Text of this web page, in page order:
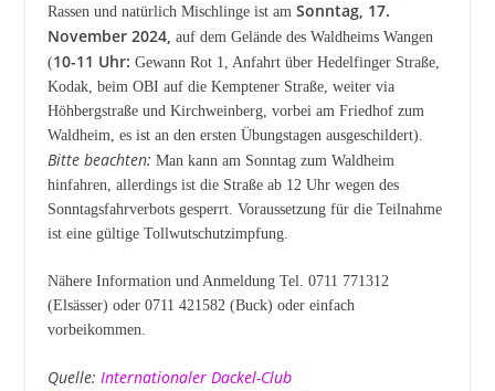
Rassen und natürlich Mischlinge ist am Sonntag, 17.
November 2024, auf dem Gelände des Waldheims Wangen
(10-11 Uhr: Gewann Rot 1, Anfahrt über Hedelfinger Straße,
Kodak, beim OBI auf die Kemptener Straße, weiter via
Höhbergstraße und Kirchweinberg, vorbei am Friedhof zum
Waldheim, es ist an den ersten Übungstagen ausgeschildert).
Bitte beachten: Man kann am Sonntag zum Waldheim
hinfahren, allerdings ist die Straße ab 12 Uhr wegen des
Sonntagsfahrverbots gesperrt. Voraussetzung für die Teilnahme
ist eine gültige Tollwutschutzimpfung.
Nähere Information und Anmeldung Tel. 0711 771312
(Elsässer) oder 0711 421582 (Buck) oder einfach
vorbeikommen.
Quelle: Internationaler Dackel-Club